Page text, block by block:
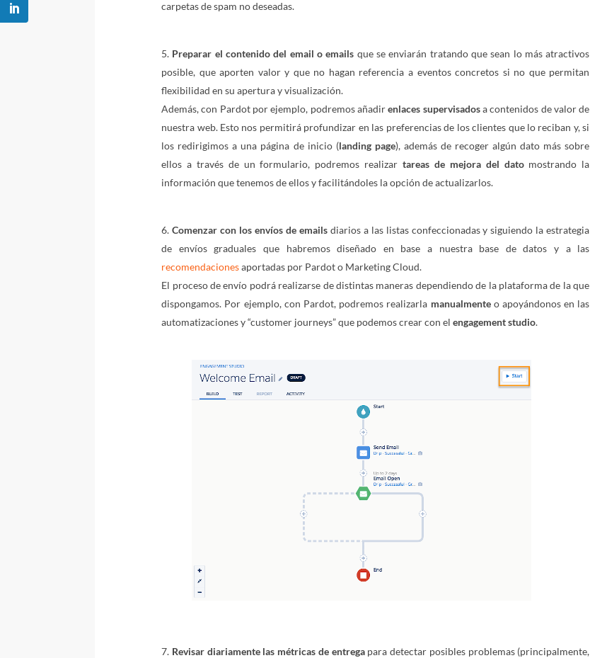
carpetas de spam no deseadas.
Preparar el contenido del email o emails que se enviarán tratando que sean lo más atractivos
posible, que aporten valor y que no hagan referencia a eventos concretos si no que permitan
flexibilidad en su apertura y visualización.
Además, con Pardot por ejemplo, podremos añadirenlaces supervisadosa contenidos de valor de
nuestra web. Esto nos permitirá profundizar en las preferencias de los clientes que lo reciban y, si
los redirigimos a una página de inicio (landing page), además de recoger algún dato más sobre
ellos a través de un formulario, podremos realizartareas de mejora del datomostrando la
información que tenemos de ellos y facilitándoles la opción de actualizarlos.
Comenzar con los envíos de emailsdiarios a las listas confeccionadas y siguiendo la estrategia
de envíos graduales que habremos diseñado en base a nuestra base de datos y a las
recomendacionesaportadas por Pardot o Marketing Cloud.
El proceso de envío podrá realizarse de distintas maneras dependiendo de la plataforma de la que
dispongamos. Por ejemplo, con Pardot, podremos realizarla manualmenteo apoyándonos en las
automatizaciones y “customer journeys” que podemos crear con elengagement studio.
Revisar diariamente las métricas de entregapara detectar posibles problemas (principalmente,